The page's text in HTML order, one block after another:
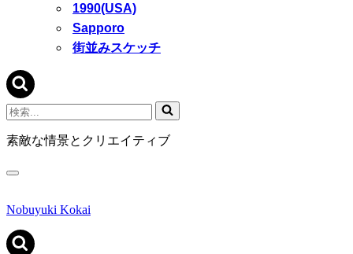
1990(USA)
Sapporo
街並みスケッチ
検
索...
素敵な情景とクリエイティブ
ナ
ゲ
シ
ョ
Nobuyuki Kokai